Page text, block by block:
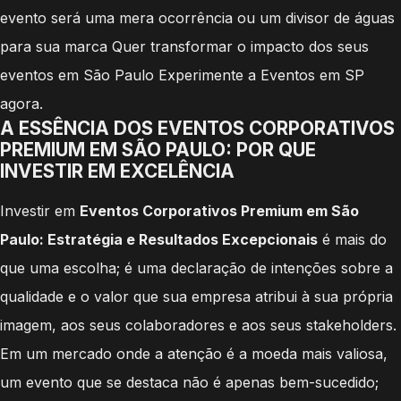
evento será uma mera ocorrência ou um divisor de águas
para sua marca Quer transformar o impacto dos seus
eventos em São Paulo Experimente a Eventos em SP
agora.
A ESSÊNCIA DOS EVENTOS CORPORATIVOS
PREMIUM EM SÃO PAULO: POR QUE
INVESTIR EM EXCELÊNCIA
Investir em Eventos Corporativos Premium em São
Paulo: Estratégia e Resultados Excepcionais é mais do
que uma escolha; é uma declaração de intenções sobre a
qualidade e o valor que sua empresa atribui à sua própria
imagem, aos seus colaboradores e aos seus stakeholders.
Em um mercado onde a atenção é a moeda mais valiosa,
um evento que se destaca não é apenas bem-sucedido;